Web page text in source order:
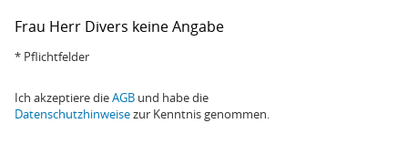
Frau Herr Divers keine Angabe
* Pflichtfelder
Ich akzeptiere dieAGB und habe die
Datenschutzhinweisezur Kenntnis genommen.